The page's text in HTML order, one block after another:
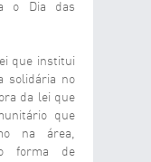
o Dia das
que institui
solidária no
da lei que
que
na área,
forma de